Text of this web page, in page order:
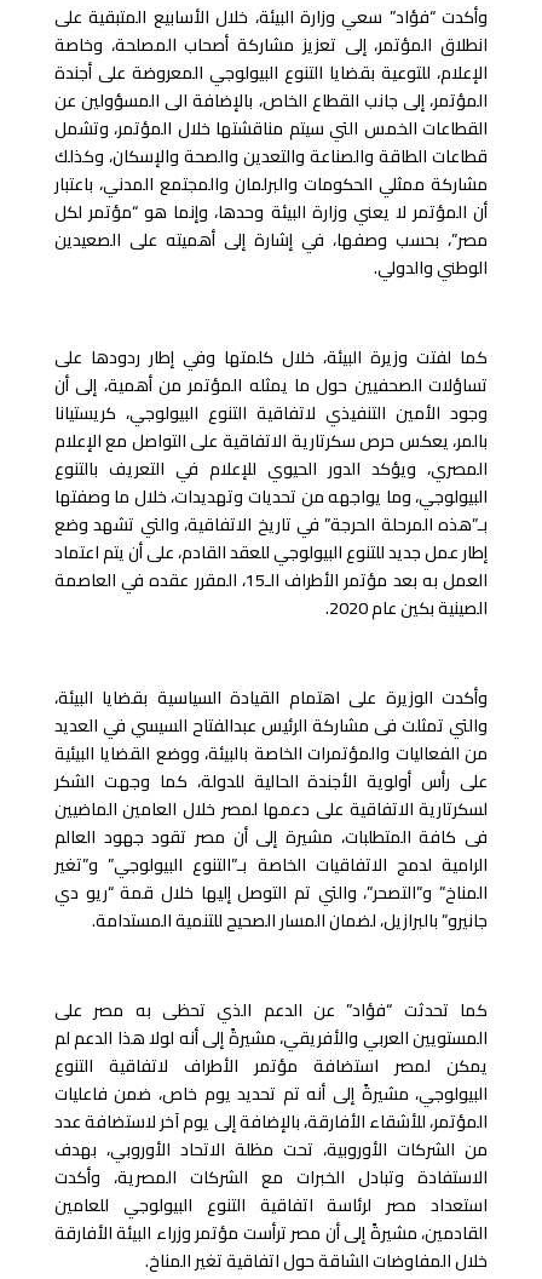
وأكدت “فؤاد” سعي وزارة البيئة، خلال الأسابيع المتبقية على
انطلاق المؤتمر، إلى تعزيز مشاركة أصحاب المصلحة، وخاصة
الإعلام، للتوعية بقضايا التنوع البيولوجي المعروضة على أجندة
المؤتمر، إلى جانب القطاع الخاص، بالإضافة الى المسؤولين عن
القطاعات الخمس التي سيتم مناقشتها خلال المؤتمر، وتشمل
قطاعات الطاقة والصناعة والتعدين والصحة والإسكان، وكذلك
مشاركة ممثلي الحكومات والبرلمان والمجتمع المدني، باعتبار
أن المؤتمر لا يعني وزارة البيئة وحدها، وإنما هو “مؤتمر لكل
مصر”، بحسب وصفها، في إشارة إلى أهميته على الصعيدين
الوطني والدولي.
كما لفتت وزيرة البيئة، خلال كلمتها وفي إطار ردودها على
تساؤلات الصحفيين حول ما يمثله المؤتمر من أهمية، إلى أن
وجود الأمين التنفيذي لاتفاقية التنوع البيولوجي، كريستيانا
بالمر، يعكس حرص سكرتارية الاتفاقية على التواصل مع الإعلام
المصري، ويؤكد الدور الحيوي للإعلام في التعريف بالتنوع
البيولوجي، وما يواجهه من تحديات وتهديدات، خلال ما وصفتها
بـ”هذه المرحلة الحرجة” في تاريخ الاتفاقية، والتي تشهد وضع
إطار عمل جديد للتنوع البيولوجي للعقد القادم، على أن يتم اعتماد
العمل به بعد مؤتمر الأطراف الـ15، المقرر عقده في العاصمة
الصينية بكين عام 2020.
وأكدت الوزيرة على اهتمام القيادة السياسية بقضايا البيئة،
والتي تمثلت فى مشاركة الرئيس عبدالفتاح السيسي في العديد
من الفعاليات والمؤتمرات الخاصة بالبيئة، ووضع القضايا البيئية
على رأس أولوية الأجندة الحالية للدولة، كما وجهت الشكر
لسكرتارية الاتفاقية على دعمها لمصر خلال العامين الماضيين
فى كافة المتطلبات، مشيرة إلى أن مصر تقود جهود العالم
الرامية لدمج الاتفاقيات الخاصة بـ”التنوع البيولوجي” و”تغير
المناخ” و”التصحر”، والتي تم التوصل إليها خلال قمة “ريو دي
جانيرو” بالبرازيل، لضمان المسار الصحيح للتنمية المستدامة.
كما تحدثت “فؤاد” عن الدعم الذي تحظى به مصر على
المستويين العربي والأفريقي، مشيرةً إلى أنه لولا هذا الدعم لم
يمكن لمصر استضافة مؤتمر الأطراف لاتفاقية التنوع
البيولوجي، مشيرةً إلى أنه تم تحديد يوم خاص، ضمن فاعليات
المؤتمر، للأشقاء الأفارقة، بالإضافة إلى يوم آخر لاستضافة عدد
من الشركات الأوروبية، تحت مظلة الاتحاد الأوروبي، بهدف
الاستفادة وتبادل الخبرات مع الشركات المصرية، وأكدت
استعداد مصر لرئاسة اتفاقية التنوع البيولوجي للعامين
القادمين، مشيرةً إلى أن مصر ترأست مؤتمر وزراء البيئة الأفارقة
خلال المفاوضات الشاقة حول اتفاقية تغير المناخ.